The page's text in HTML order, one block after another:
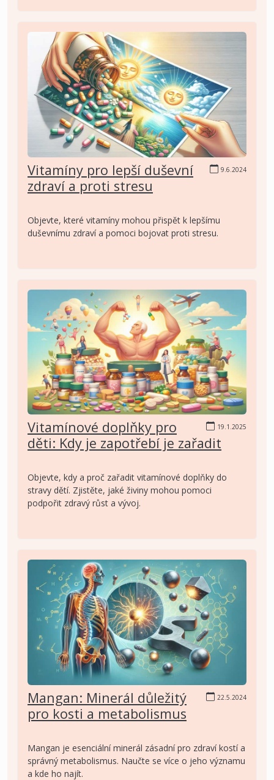
9.6.2024
Vitamíny pro lepší duševní
zdraví a proti stresu
Objevte, které vitamíny mohou přispět k lepšímu
duševnímu zdraví a pomoci bojovat proti stresu.
19.1.2025
Vitamínové doplňky pro
děti: Kdy je zapotřebí je zařadit
Objevte, kdy a proč zařadit vitamínové doplňky do
stravy dětí. Zjistěte, jaké živiny mohou pomoci
podpořit zdravý růst a vývoj.
22.5.2024
Mangan: Minerál důležitý
pro kosti a metabolismus
Mangan je esenciální minerál zásadní pro zdraví kostí a
správný metabolismus. Naučte se více o jeho významu
a kde ho najít.